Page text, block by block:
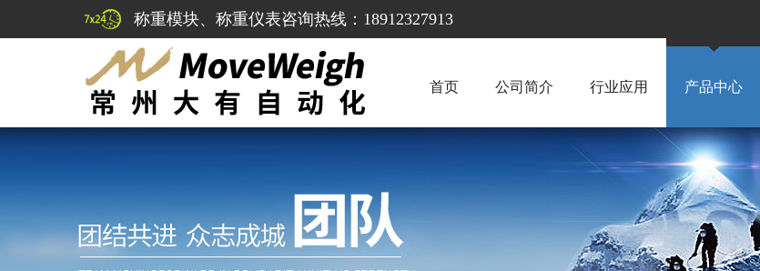
称重模块、称重仪表咨询热线：18912327913
首页 公司简介 行业应用 产品中心